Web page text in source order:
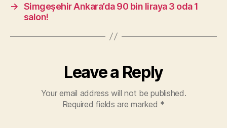
→ Simgeşehir Ankara’da 90 bin liraya 3 oda 1
salon!
Leave a Reply
Your email address will not be published.
Required fields are marked *